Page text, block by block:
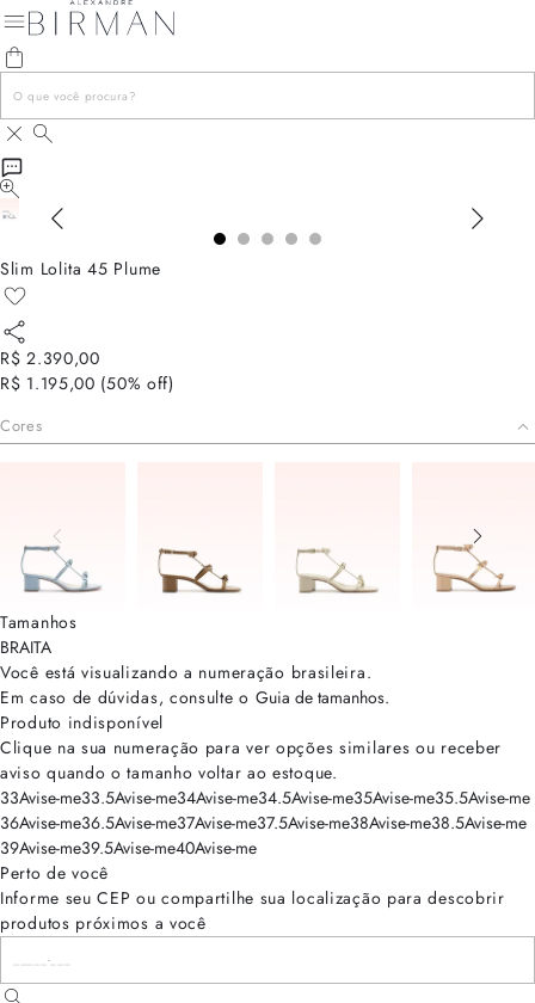
Slim Lolita 45 Plume
R$ 2.390,00
R$ 1.195,00 (50% off)
Cores
Tamanhos
BRAITA
Você está visualizando a numeração brasileira.
Em caso de dúvidas, consulte o Guia de tamanhos.
Produto indisponível
Clique na sua numeração para ver opções similares ou receber
aviso quando o tamanho voltar ao estoque.
33Avise-me33.5Avise-me34Avise-me34.5Avise-me35Avise-me35.5Avise-me
36Avise-me36.5Avise-me37Avise-me37.5Avise-me38Avise-me38.5Avise-me
39Avise-me39.5Avise-me40Avise-me
Perto de você
Informe seu CEP ou compartilhe sua localização para descobrir
produtos próximos a você